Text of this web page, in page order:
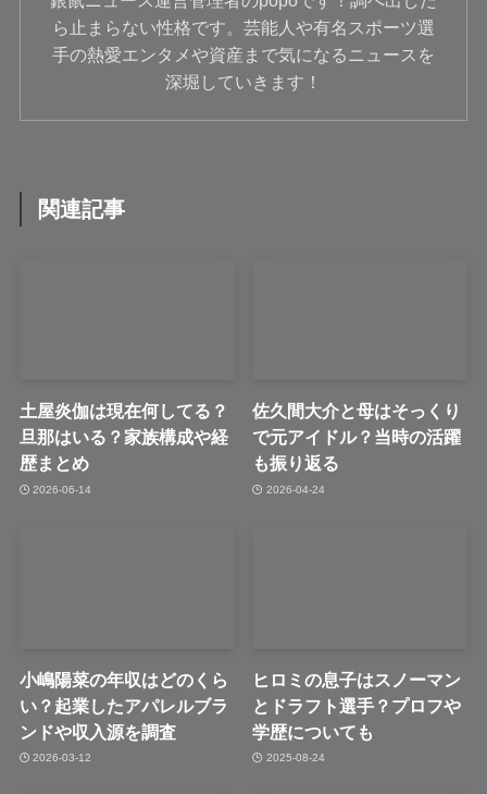
ら止まらない性格です。芸能人や有名スポーツ選
手の熱愛エンタメや資産まで気になるニュースを
深堀していきます！
関連記事
土屋炎伽は現在何してる？
旦那はいる？家族構成や経
歴まとめ
2026-06-14
佐久間大介と母はそっくり
で元アイドル？当時の活躍
も振り返る
2026-04-24
小嶋陽菜の年収はどのくら
い？起業したアパレルブラ
ンドや収入源を調査
2026-03-12
ヒロミの息子はスノーマン
とドラフト選手？プロフや
学歴についても
2025-08-24